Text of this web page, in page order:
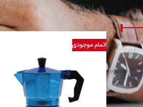
فیلتر
خانه محصولات برچسب خورده “موکاپات”
اتمام موجودی